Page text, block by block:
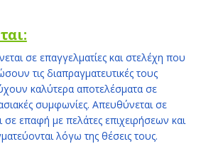
σε επαγγελματίες και στελέχη που
τις διαπραγματευτικές τους
καλύτερα αποτελέσματα σε
συμφωνίες. Απευθύνεται σε
επαφή με πελάτες επιχειρήσεων και
λόγω της θέσεις τους.